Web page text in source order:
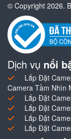
© Copyright 2026.
Dịch vụ nổi
Lắp Đặt
Camera Tầm Nhìn
Lắp Đặt
Lắp Đặt
Lắp Đặt
Lắp Đặt